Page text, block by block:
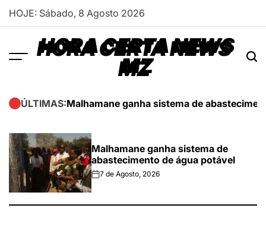
Skip
HOJE: Sábado, 8 Agosto 2026
HORA CERTA NEWS
MZ
ÚLTIMAS:Malhamane ganha sistema de
Malhamane ganha sistema de
abastecimento de água potável
on7 de Agosto, 2026